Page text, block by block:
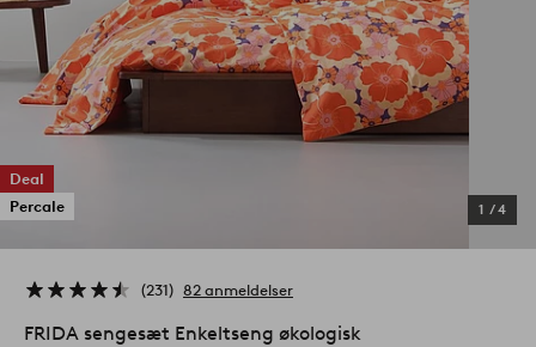
Deal
Percale
1 /4
231 82 anmeldelser
FRIDA sengesæt Enkeltseng økologisk